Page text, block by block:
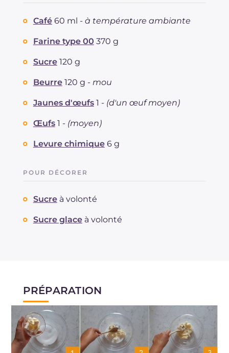
Café 60 ml - à température ambiante
Farine type 00 370 g
Sucre 120 g
Beurre 120 g - mou
Jaunes d'œufs 1 - (d'un œuf moyen)
Œufs 1 - (moyen)
Levure chimique 6 g
POUR DÉCORER
Sucre à volonté
Sucre glace à volonté
PRÉPARATION